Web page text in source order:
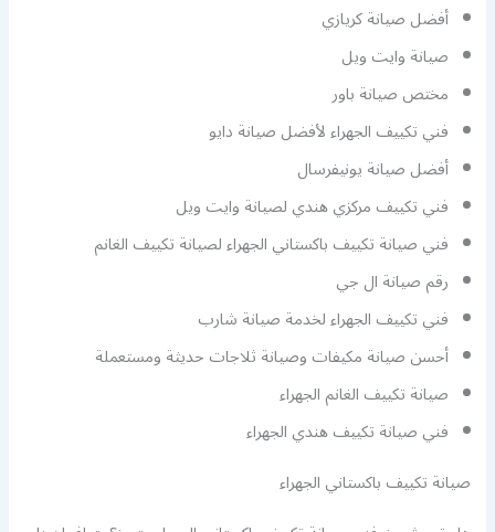
أفضل صيانة كريازي
صيانة وايت ويل
مختص صيانة باور
فني تكييف الجهراء لأفضل صيانة دايو
أفضل صيانة يونيفرسال
فني تكييف مركزي هندي لصيانة وايت ويل
فني صيانة تكييف باكستاني الجهراء لصيانة تكييف الغانم
رقم صيانة ال جي
فني تكييف الجهراء لخدمة صيانة شارب
أحسن صيانة مكيفات وصيانة ثلاجات حديثة ومستعملة
صيانة تكييف الغانم الجهراء
فني صيانة تكييف هندي الجهراء
صيانة تكييف باكستاني الجهراء